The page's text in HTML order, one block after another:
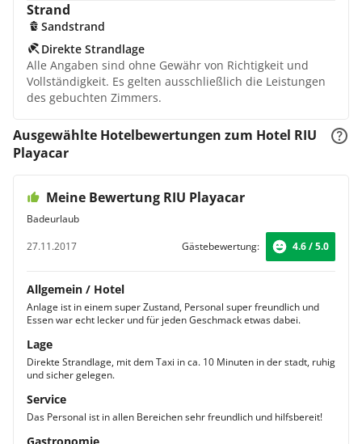
Strand
Sandstrand
Direkte Strandlage
Alle Angaben sind ohne Gewähr von Richtigkeit und
Vollständigkeit. Es gelten ausschließlich die Leistungen
des gebuchten Zimmers.
Ausgewählte Hotelbewertungen zum Hotel RIU
Playacar
Meine Bewertung RIU Playacar
Badeurlaub
27.11.2017
Gästebewertung: 4.6 / 5.0
Allgemein / Hotel
Anlage ist in einem super Zustand, Personal super freundlich und
Essen war echt lecker und für jeden Geschmack etwas dabei.
Lage
Direkte Strandlage, mit dem Taxi in ca. 10 Minuten in der stadt, ruhig
und sicher gelegen.
Service
Das Personal ist in allen Bereichen sehr freundlich und hilfsbereit!